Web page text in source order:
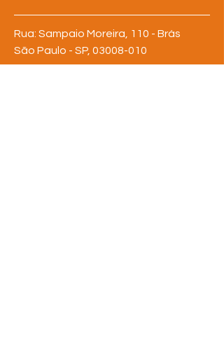
Rua: Sampaio Moreira, 110 - Brás
São Paulo - SP, 03008-010